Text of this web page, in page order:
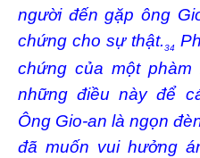
người đến gặp ông
chứng cho sự thật.34
chứng của một
những điều này để
Ông Gio-an là ngọn
đã muốn vui hưởng